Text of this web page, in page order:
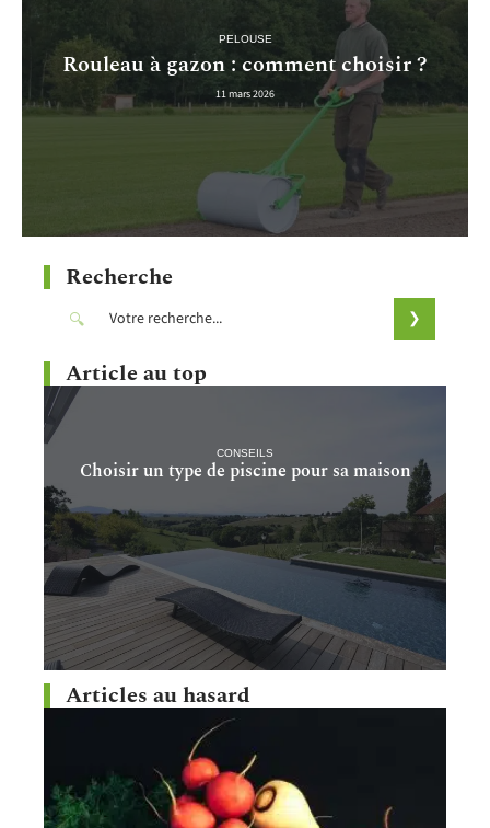
PELOUSE
Rouleau à gazon : comment choisir ?
11 mars 2026
Recherche
Article au top
CONSEILS
Choisir un type de piscine pour sa maison
Articles au hasard